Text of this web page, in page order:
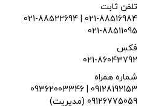
تلفن ثابت
021-88522694 | 021-88516984
021-88511095
فکس
021-86043792
شماره همراه
09362003346 | 09128192153
(مدیریت) 09126775059